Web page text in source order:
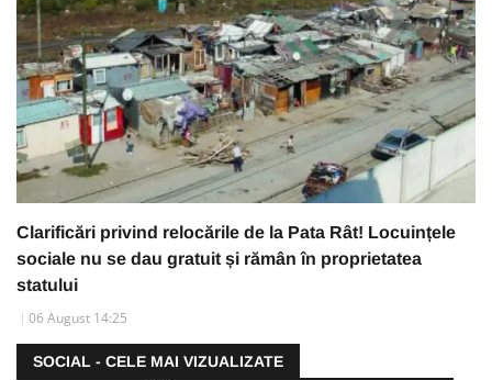
Clarificări privind relocările de la Pata Rât! Locuințele
sociale nu se dau gratuit și rămân în proprietatea
statului
06 August 14:25
SOCIAL - CELE MAI VIZUALIZATE